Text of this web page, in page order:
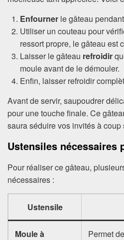
Enfourner le gâteau
Utiliser un couteau pour
ressort propre, le gâteau est
Laisser le gâteau refroidir
moule avant de le démouler.
Enfin, laisser refroidir
Avant de servir, saupoudrer
pour une touche finale. Ce
saura séduire vos invités à coup
Ustensiles nécessaires
Pour réaliser ce gâteau,
nécessaires :
Ustensile
Moule à Permet